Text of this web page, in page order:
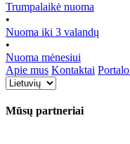
Trumpalaikė nuoma
•
Nuoma iki 3 valandų
•
Nuoma mėnesiui
Apie mus Kontaktai
Mūsų partneriai